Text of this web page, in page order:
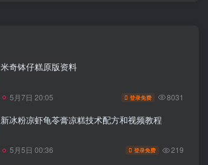
米奇钵仔糕原版资料
5月7日 20:05 登录免费 8031
新冰粉凉虾龟苓膏凉糕技术配方和视频教程
5月5日 00:36 登录免费 219